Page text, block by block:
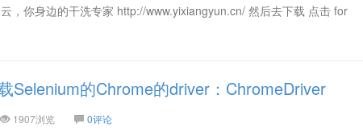
，你身边的干洗专家 http://www.yixiangyun.cn/ 然后去下载 点击 for
Selenium的Chrome的driver：ChromeDriver
1907浏览 0评论